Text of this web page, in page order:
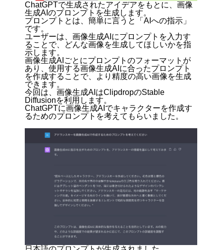
ChatGPTで生成されたアイデアをもとに、画像
生成AIのプロンプトを生成します。
プロンプトとは、簡単に言うと「AIへの指示」
です。
ユーザーは、画像生成AIにプロンプトを入力す
ることで、どんな画像を生成してほしいかを指
示します。
画像生成AIごとにプロンプトのフォーマットが
あり、使用する画像生成AIに合ったプロンプト
を作成することで、より精度の高い画像を生成
できます。
今回は、画像生成AIはClipdropのStable
Diffusionを利用します。
ChatGPTに画像生成AIでキャラクターを作成す
るためのプロンプトを考えてもらいました。